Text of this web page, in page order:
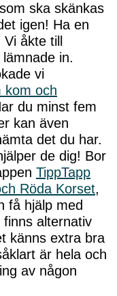
ska skänkas
igen! Ha en
åkte till
in.
vi
kom och
du minst fem
kan även
det du har.
de dig! Bor
TippTapp
Röda Korset,
få hjälp med
alternativ
känns extra bra
är hela och
av någon